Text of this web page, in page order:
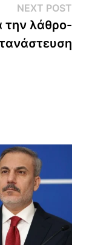
NEXT POSTNext
post:
την λάθρο-